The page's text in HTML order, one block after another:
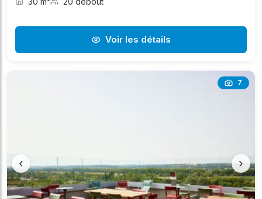
Voir les détails
7
‹ ›